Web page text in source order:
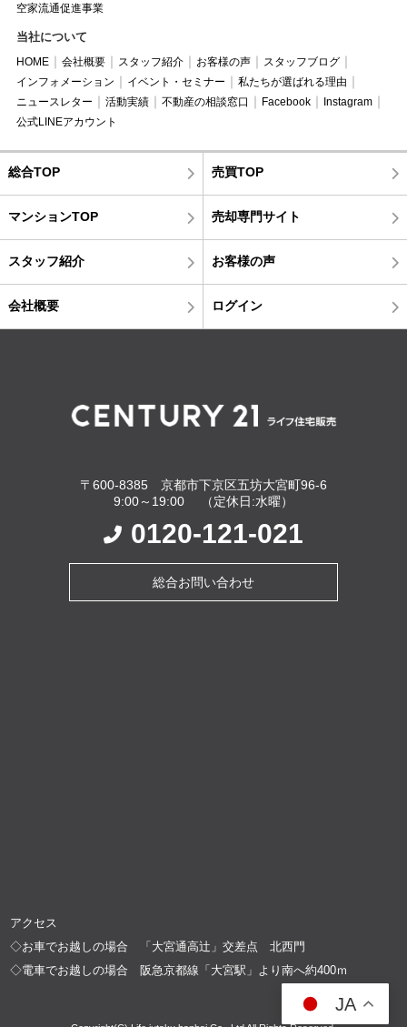
空家流通促進事業
当社について
HOME 会社概要 スタッフ紹介 お客様の声
スタッフブログ
インフォメーション
イベント・セミナー
私たちが選ばれる理由
ニュースレター
活動実績 不動産の相談窓口 Facebook
Instagram
公式LINEアカウント
総合TOP 売買TOP
マンションTOP 売却専門サイト
スタッフ紹介 お客様の声
会社概要 ログイン
〒600-8385 京都市下京区五坊大宮町96-6
9:00～19:00 （定休日:水曜）
0120-121-021
総合お問い合わせ
アクセス
◇お車でお越しの場合 「大宮通高辻」交差点 北西門
◇電車でお越しの場合 阪急京都線「大宮駅」より南へ約400ｍ
JA